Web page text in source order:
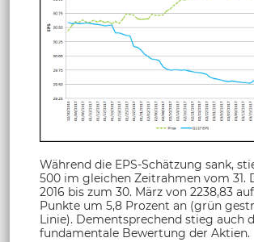
Während die EPS-Schätzung sank,
500 im gleichen Zeitrahmen vom 31.
2016 bis zum 30. März von 2238,83
Punkte um 5,8 Prozent an (grün
Linie). Dementsprechend stieg auch
fundamentale Bewertung der Aktien.